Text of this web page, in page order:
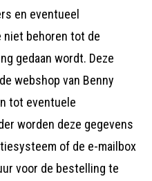
en eventueel
niet behoren tot de
gedaan wordt. Deze
webshop van Benny
tot eventuele
worden deze gegevens
of de e-mailbox
voor de bestelling te